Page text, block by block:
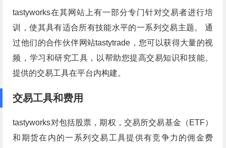
tastyworks在其网站上有一部分专门针对交易者进行培
训，使其具有适合所有技能水平的一系列交易主题。 通
过他们的合作伙伴网站tastytrade，您可以获得大量的视
频，学习和研究工具，以帮助您提高交易知识和技能。
提供的交易工具在平台内构建。
交易工具和费用
tastyworks对包括股票，期权，交易所交易基金（ETF）
和期货在内的一系列交易工具提供有竞争力的佣金费